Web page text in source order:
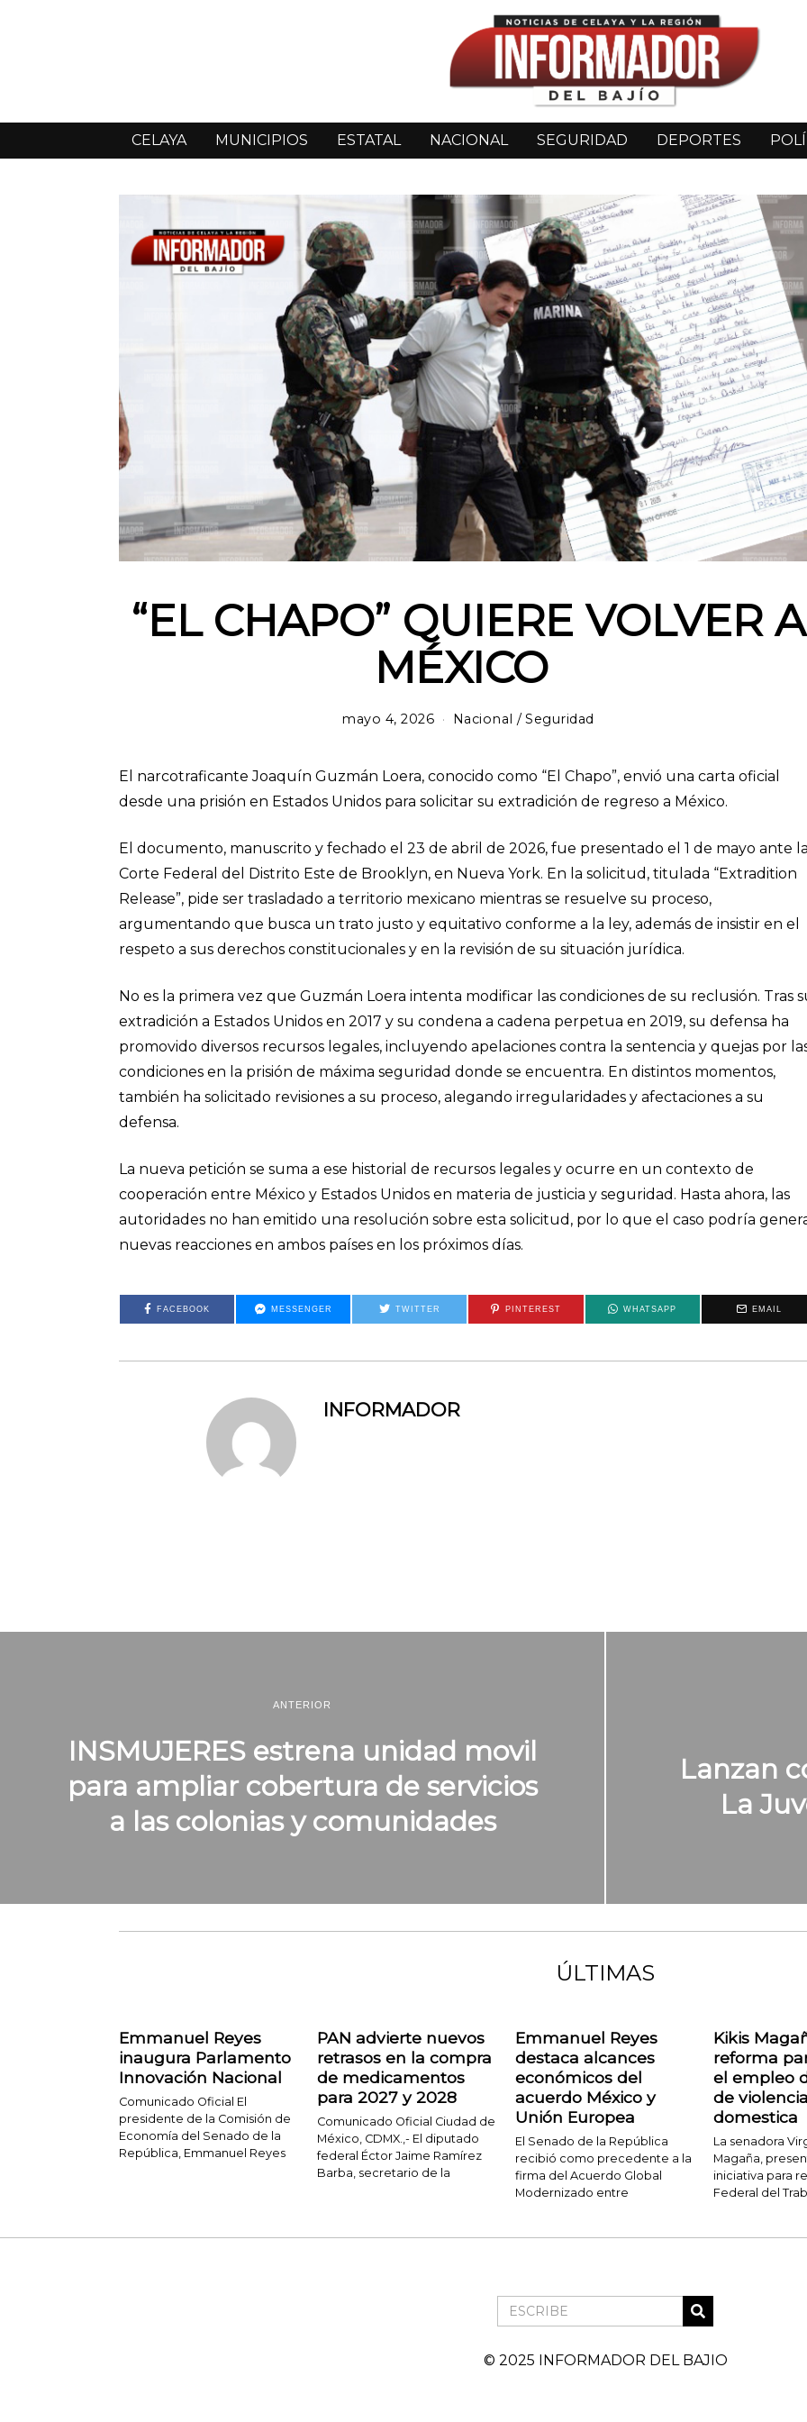
CELAYA MUNICIPIOS ESTATAL NACIONAL SEGURIDAD DEPORTES
“EL CHAPO” QUIERE VOLVER A
MÉXICO
mayo 4, 2026 Nacional / Seguridad
El narcotraficante Joaquín Guzmán Loera, conocido como “El Chapo”, envió una carta oficial
desde una prisión en Estados Unidos para solicitar su extradición de regreso a México.
El documento, manuscrito y fechado el 23 de abril de 2026, fue presentado el 1 de mayo ante
Corte Federal del Distrito Este de Brooklyn, en Nueva York. En la solicitud, titulada “Extradition
Release”, pide ser trasladado a territorio mexicano mientras se resuelve su proceso,
argumentando que busca un trato justo y equitativo conforme a la ley, además de insistir en el
respeto a sus derechos constitucionales y en la revisión de su situación jurídica.
No es la primera vez que Guzmán Loera intenta modificar las condiciones de su reclusión. Tras
extradición a Estados Unidos en 2017 y su condena a cadena perpetua en 2019, su defensa ha
promovido diversos recursos legales, incluyendo apelaciones contra la sentencia y quejas por
condiciones en la prisión de máxima seguridad donde se encuentra. En distintos momentos,
también ha solicitado revisiones a su proceso, alegando irregularidades y afectaciones a su
defensa.
La nueva petición se suma a ese historial de recursos legales y ocurre en un contexto de
cooperación entre México y Estados Unidos en materia de justicia y seguridad. Hasta ahora, las
autoridades no han emitido una resolución sobre esta solicitud, por lo que el caso podría
nuevas reacciones en ambos países en los próximos días.
FACEBOOK MESSENGER TWITTER PINTEREST WHATSAPP EMAIL
INFORMADOR
ANTERIOR
INSMUJERES estrena unidad movil
para ampliar cobertura de servicios
a las colonias y comunidades
Lanzan
La
ÚLTIMAS
Emmanuel Reyes
inaugura Parlamento
Innovación Nacional
Comunicado Oficial El
presidente de la Comisión de
Economía del Senado de la
República, Emmanuel Reyes
PAN advierte nuevos
retrasos en la compra
de medicamentos
para 2027 y 2028
Comunicado Oficial Ciudad de
México, CDMX.,- El diputado
federal Éctor Jaime Ramírez
Barba, secretario de la
Emmanuel Reyes
destaca alcances
económicos del
acuerdo México y
Unión Europea
El Senado de la República
recibió como precedente a la
firma del Acuerdo Global
Modernizado entre
Kikis
reforma
el empleo
de
domestica
La senadora
Magaña,
iniciativa para
Federal del
© 2025 INFORMADOR DEL BAJIO